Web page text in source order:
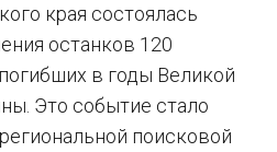
края состоялась
останков 120
в годы Великой
Это событие стало
поисковой